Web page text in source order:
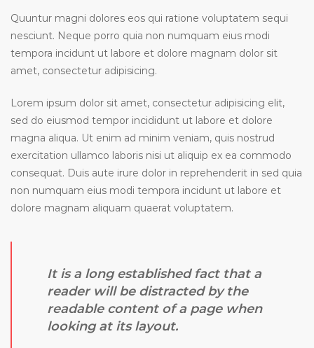
Quuntur magni dolores eos qui ratione voluptatem sequi
nesciunt. Neque porro quia non numquam eius modi
tempora incidunt ut labore et dolore magnam dolor sit
amet, consectetur adipisicing.
Lorem ipsum dolor sit amet, consectetur adipisicing elit,
sed do eiusmod tempor incididunt ut labore et dolore
magna aliqua. Ut enim ad minim veniam, quis nostrud
exercitation ullamco laboris nisi ut aliquip ex ea commodo
consequat. Duis aute irure dolor in reprehenderit in sed quia
non numquam eius modi tempora incidunt ut labore et
dolore magnam aliquam quaerat voluptatem.
It is a long established fact that a
reader will be distracted by the
readable content of a page when
looking at its layout.